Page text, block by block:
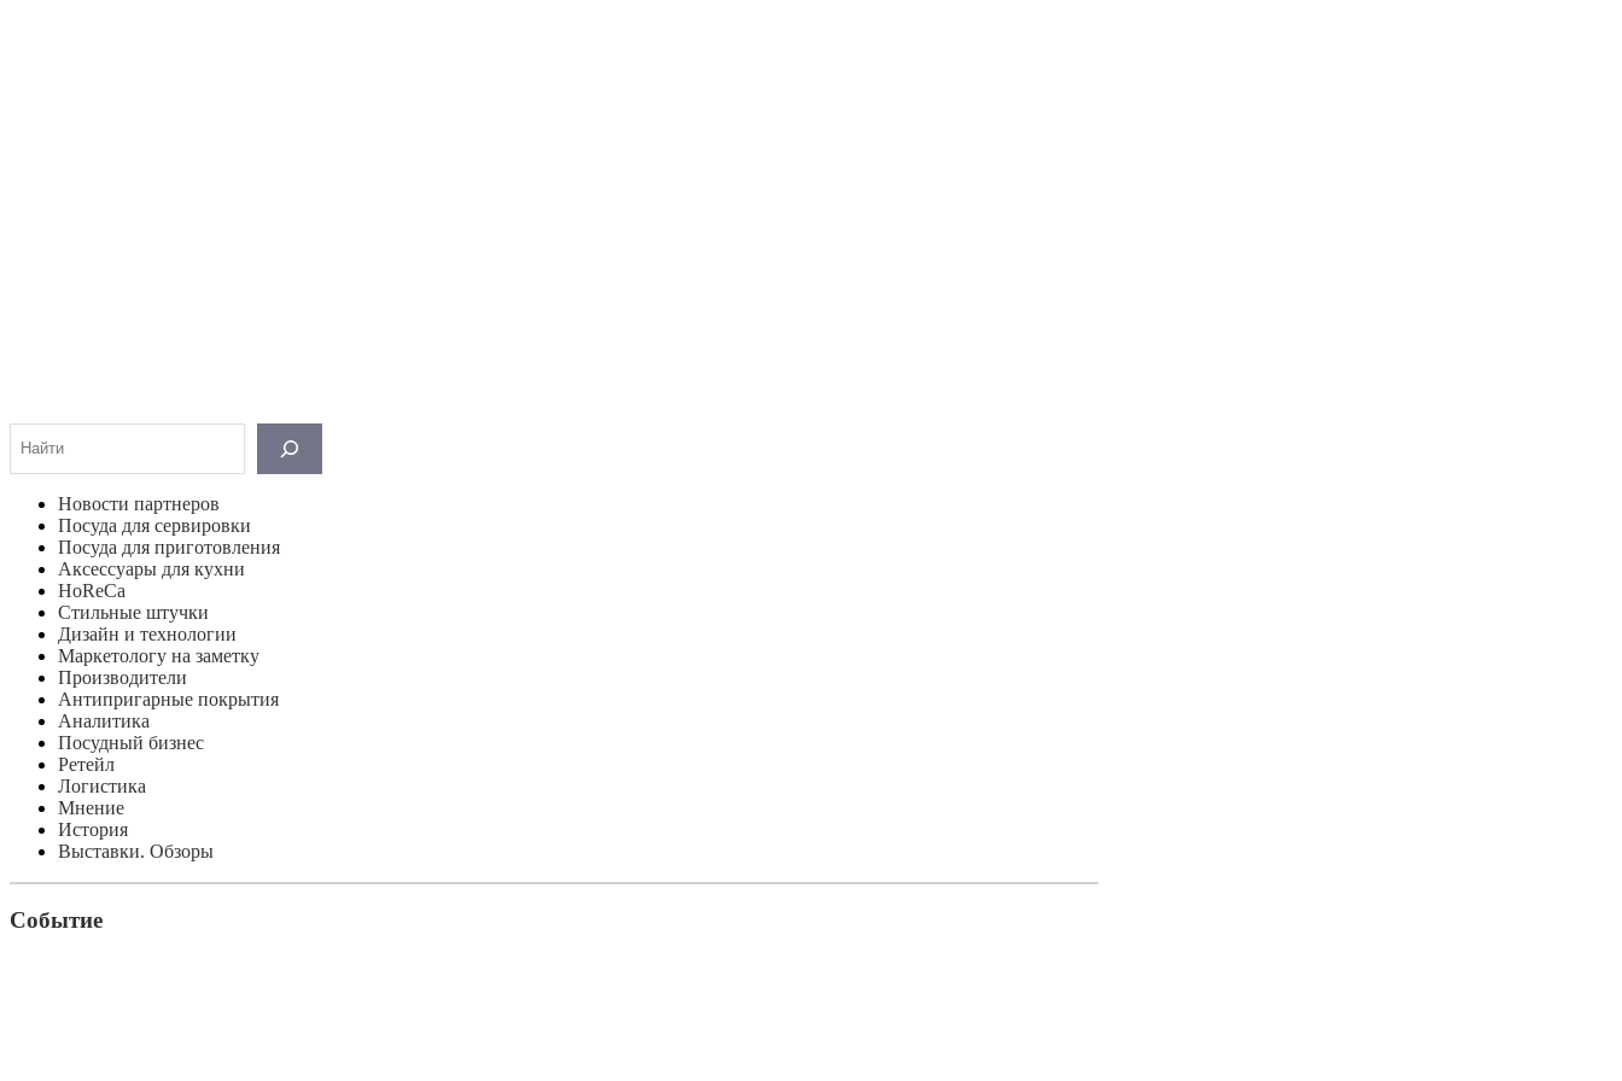
Новости партнеров
Посуда для сервировки
Посуда для приготовления
Аксессуары для кухни
HoReCa
Стильные штучки
Дизайн и технологии
Маркетологу на заметку
Производители
Антипригарные покрытия
Аналитика
Посудный бизнес
Ретейл
Логистика
Мнение
История
Выставки. Обзоры
Событие